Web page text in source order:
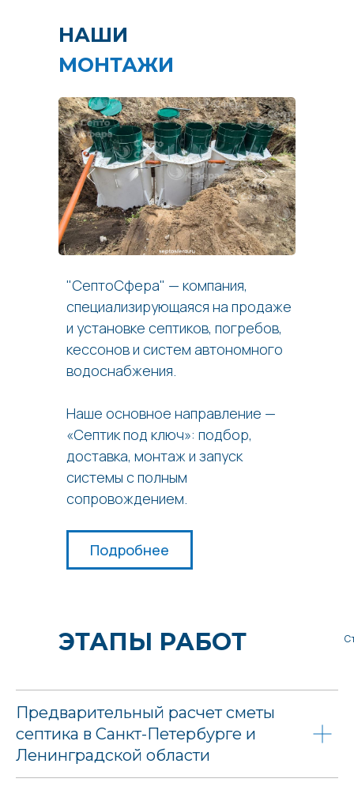
НАШИ
МОНТАЖИ
"СептоСфера" — компания,
специализирующаяся на продаже
и установке септиков, погребов,
кессонов и систем автономного
водоснабжения.
Наше основное направление —
«Септик под ключ»: подбор,
доставка, монтаж и запуск
системы с полным
сопровождением.
Подробнее
ЭТАПЫ РАБОТ
Предварительный расчет сметы
септика в Санкт-Петербурге и
Ленинградской области